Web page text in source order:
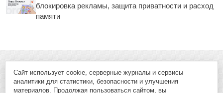
блокировка рекламы, защита приватности и расход
памяти
Сайт использует cookie, серверные журналы и сервисы
аналитики для статистики, безопасности и улучшения
материалов. Продолжая пользоваться сайтом, вы